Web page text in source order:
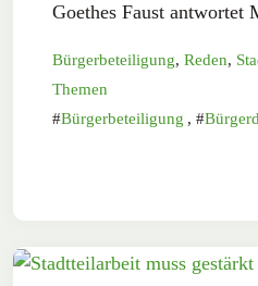
Goethes Faust antwortet
Bürgerbeteiligung, Reden,
Themen
Bürgerbeteiligung ,